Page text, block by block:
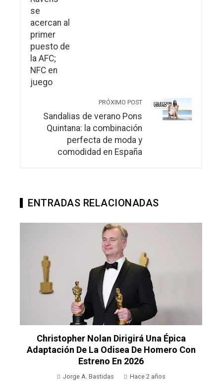
PRÓXIMO POST
Sandalias de verano Pons
Quintana: la combinación
perfecta de moda y
comodidad en España
ENTRADAS RELACIONADAS
Christopher Nolan Dirigirá Una Épica
Adaptación De La Odisea De Homero Con
Estreno En 2026
Jorge A. Bastidas Hace 2 años